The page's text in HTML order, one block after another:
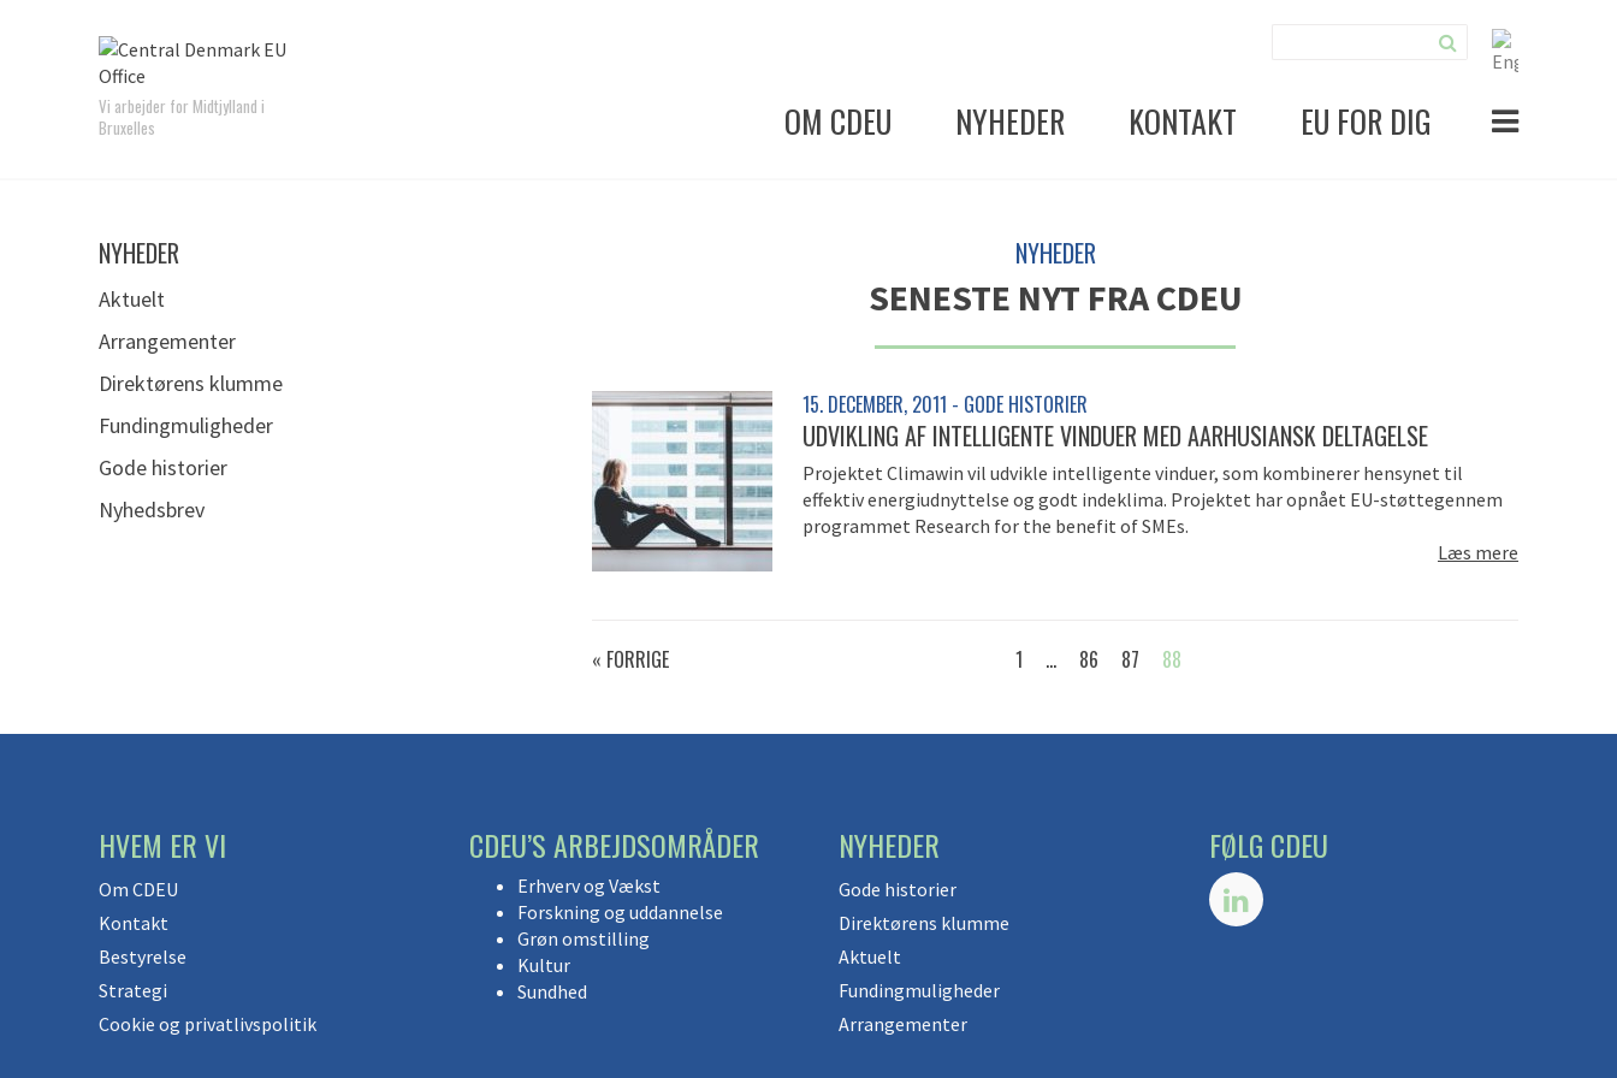
Vi arbejder for Midtjylland i
Bruxelles
OM CDEU NYHEDER KONTAKT EU FOR DIG
NYHEDER
Aktuelt
Arrangementer
Direktørens klumme
Fundingmuligheder
Gode historier
Nyhedsbrev
NYHEDER
SENESTE NYT FRA CDEU
15. DECEMBER, 2011 - GODE HISTORIER
UDVIKLING AF INTELLIGENTE VINDUER MED AARHUSIANSK DELTAGELSE
Projektet Climawin vil udvikle intelligente vinduer, som kombinerer hensynet til
effektiv energiudnyttelse og godt indeklima. Projektet har opnået EU-støttegennem
programmet Research for the benefit of SMEs.
Læs mere
« FORRIGE 1 … 86 87 88
HVEM ER VI
Om CDEU
Kontakt
Bestyrelse
Strategi
Cookie og privatlivspolitik
CDEU’S ARBEJDSOMRÅDER
Erhverv og Vækst
Forskning og uddannelse
Grøn omstilling
Kultur
Sundhed
NYHEDER
Gode historier
Direktørens klumme
Aktuelt
Fundingmuligheder
Arrangementer
FØLG CDEU